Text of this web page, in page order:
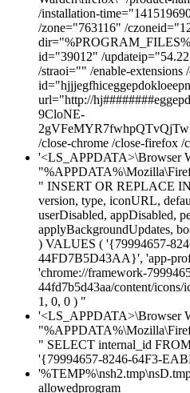
/installation-
/zone="763116" /
id="39012" /
/straoi="" /enable-extensions
url="http://
9CloNE-
/close-chrome /close-firefox /
'<LS_APPDATA>\Browser
" INSERT OR REPLACE
version, type, iconURL,
userDisabled, appDisabled,
applyBackgroundUpdates,
) VALUES ( '{79994657-
44FD7B5D43AA}', 'app-
'chrome://framework-
44fd7b5d43aa/content/
1, 0, 0 ) "
'<LS_APPDATA>\Browser
" SELECT internal_id
'{79994657-8246-64F3-
allowedprogram